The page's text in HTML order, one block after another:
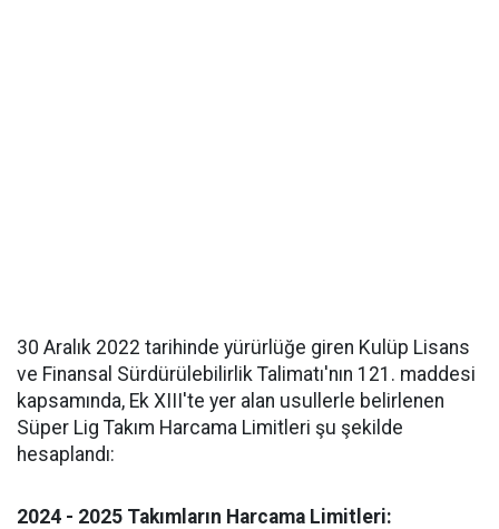
30 Aralık 2022 tarihinde yürürlüğe giren Kulüp Lisans
ve Finansal Sürdürülebilirlik Talimatı'nın 121. maddesi
kapsamında, Ek XIII'te yer alan usullerle belirlenen
Süper Lig Takım Harcama Limitleri şu şekilde
hesaplandı:
2024 - 2025 Takımların Harcama Limitleri: